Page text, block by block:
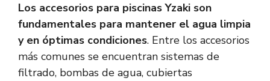
Los accesorios para piscinas Yzaki son
fundamentales para mantener el agua limpia
y en óptimas condiciones. Entre los accesorios
más comunes se encuentran sistemas de
filtrado, bombas de agua, cubiertas